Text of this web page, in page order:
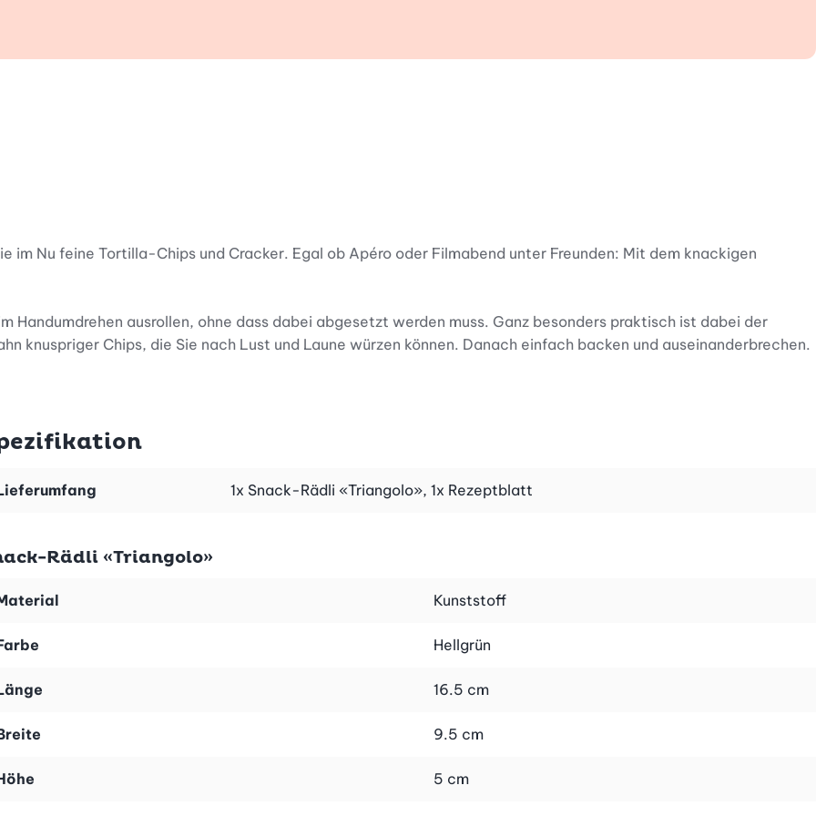
im Nu feine Tortilla-Chips und Cracker. Egal ob Apéro oder Filmabend unter Freunden: Mit dem knackigen
Handumdrehen ausrollen, ohne dass dabei abgesetzt werden muss. Ganz besonders praktisch ist dabei der
knuspriger Chips, die Sie nach Lust und Laune würzen können. Danach einfach backen und auseinanderbrechen.
Sie mit unserem «Knusper-Snack»-Rezeptblatt als Geschenk zu Ihrem Snack-Rädli dazu.
1x Snack-Rädli «Triangolo», 1x Rezeptblatt
Rädli «Triangolo»
Kunststoff
Hellgrün
16.5 cm
9.5 cm
5 cm